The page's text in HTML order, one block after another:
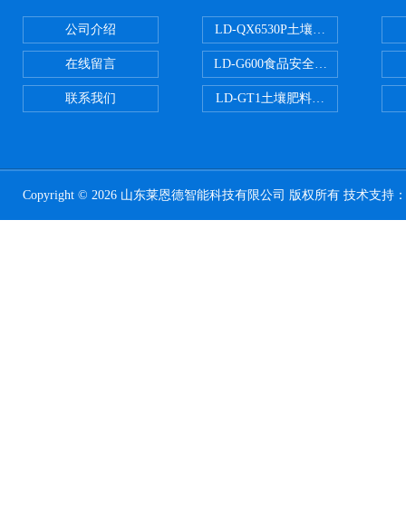
公司介绍
在线留言
联系我们
LD-QX6530P土壤氧化还原电位检
LD-G600食品安全检测仪
LD-GT1土壤肥料养分检测仪
Copyright © 2026 山东莱恩德智能科技有限公司 版权所有 技术支持：